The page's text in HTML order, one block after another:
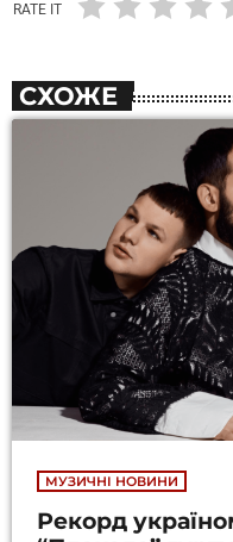
RATE IT
СХОЖЕ
МУЗИЧНІ НОВИНИ
Рекорд